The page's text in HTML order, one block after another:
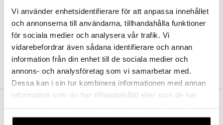
Vi använder enhetsidentifierare för att anpassa innehållet
och annonserna till användarna, tillhandahålla funktioner
för sociala medier och analysera vår trafik. Vi
vidarebefordrar även sådana identifierare och annan
information från din enhet till de sociala medier och
annons- och analysföretag som vi samarbetar med.
Dessa kan i sin tur kombinera informationen med annan
information som du har tillhandahållit eller som de har
våra cookies vid fortsatt användande av vår webbplats.
Arvostele tuotteita
Toivelistat
LUO ASIAKAS